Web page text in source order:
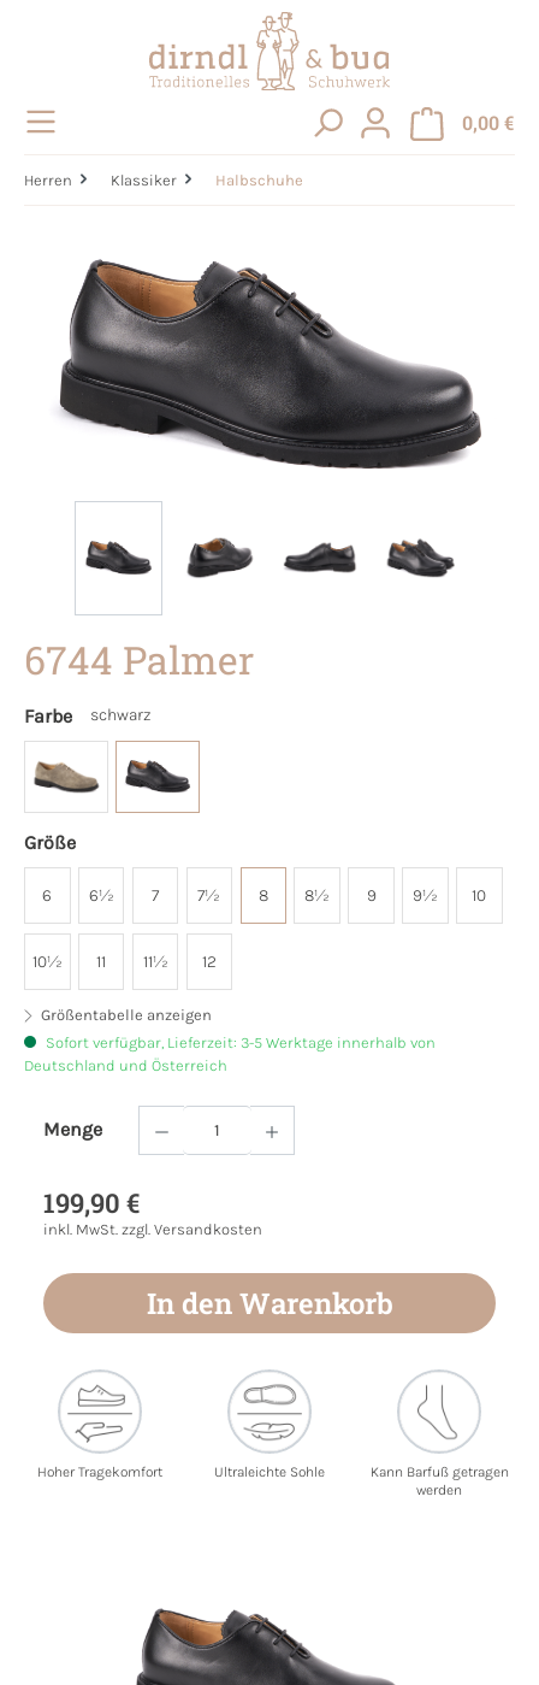
0,00 €
Herren Klassiker Halbschuhe
6744 Palmer
Farbe schwarz
Größe
6 6½ 7 7½ 8 8½ 9 9½ 10
10½ 11 11½ 12
Größentabelle anzeigen
Sofort verfügbar, Lieferzeit: 3-5 Werktage innerhalb von
Deutschland und Österreich
Menge
Produkt Anzahl: Gib den gewünschten
199,90 €
inkl. MwSt. zzgl. Versandkosten
In den Warenkorb
Hoher Tragekomfort Ultraleichte Sohle
Kann Barfuß getragen
werden